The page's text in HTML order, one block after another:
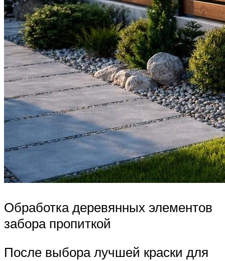
Обработка деревянных элементов
забора пропиткой
После выбора лучшей краски для